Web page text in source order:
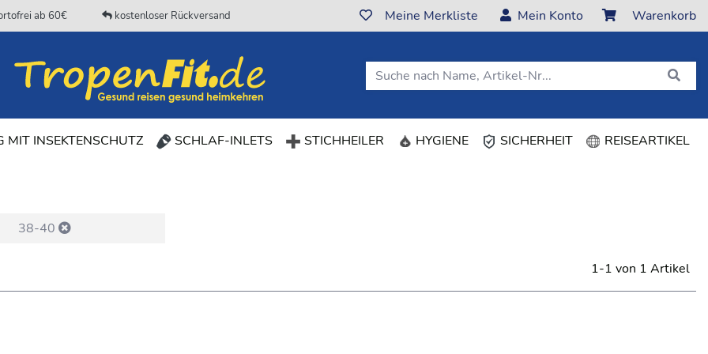
ab 60€ kostenloser Rückversand Meine Merkliste Mein Konto Warenkorb
MIT INSEKTENSCHUTZ SCHLAF-INLETS STICHHEILER HYGIENE SICHERHEIT REISEARTIKEL
38-40
1-1 von 1 Artikel